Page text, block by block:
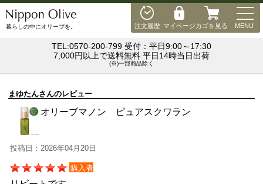
注文履歴 マイページカゴを見る MENU
暮らしの中にオリーブを。
TEL:0570-200-799 受付：平日9:00～17:30
7,000円以上で送料無料 平日14時当日出荷
(※)一部商品除く
まゆたんさんのレビュー
オリーブマノン ピュアスクワラン
投稿日：2026年04月20日
購入者